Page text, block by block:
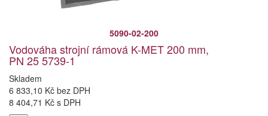
5090-02-200
Vodováha strojní rámová K-MET 200 mm,
PN 25 5739-1
Skladem
6 833,10 Kč bez DPH
8 404,71 Kč s DPH